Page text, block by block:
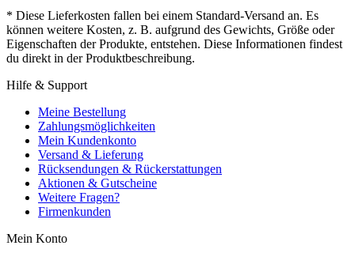
* Diese Lieferkosten fallen bei einem Standard-Versand an. Es
können weitere Kosten, z. B. aufgrund des Gewichts, Größe oder
Eigenschaften der Produkte, entstehen. Diese Informationen findest
du direkt in der Produktbeschreibung.
Hilfe & Support
Meine Bestellung
Zahlungsmöglichkeiten
Mein Kundenkonto
Versand & Lieferung
Rücksendungen & Rückerstattungen
Aktionen & Gutscheine
Weitere Fragen?
Firmenkunden
Mein Konto